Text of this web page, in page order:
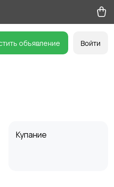
объявление Войти
Купание